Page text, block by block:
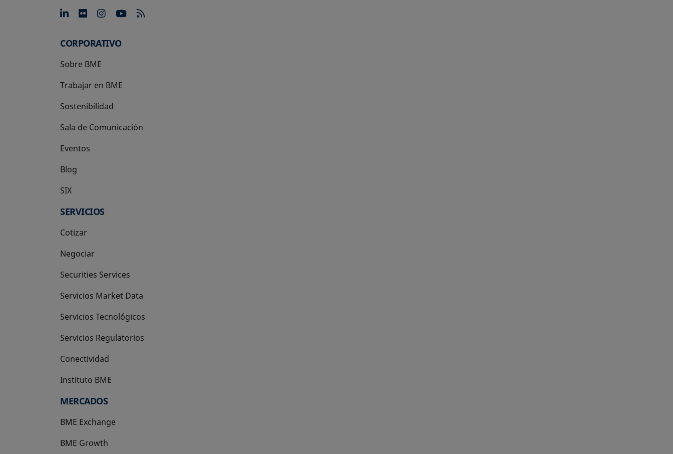
se abre en una pestaña nueva
se abre en una pestaña nueva
se abre en una pestaña nueva
se abre en una pestaña nueva
CORPORATIVO
Sobre BME
Trabajar en BME
Sostenibilidad
Sala de Comunicación
Eventos
Blog
SIX
se abre en una pestaña nueva
SERVICIOS
Cotizar
Negociar
Securities Services
Servicios Market Data
Servicios Tecnológicos
Servicios Regulatorios
Conectividad
Instituto BME
se abre en una pestaña nueva
MERCADOS
BME Exchange
BME Growth
se abre en una pestaña nueva